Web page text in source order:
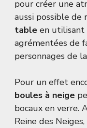
pour créer une
aussi possible de
table en utilisant
agrémentées de
personnages de
Pour un effet
boules à neige
bocaux en verre.
Reine des